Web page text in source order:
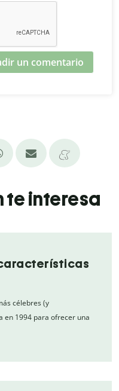
un comentario
te interesa
célebres (y
en 1994 para ofrecer una